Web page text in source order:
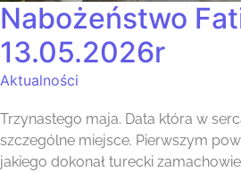
Nabożeństwo
13.05.2026r
Aktualności
Trzynastego maja. Data która w
szczególne miejsce. Pierwszym
jakiego dokonał turecki